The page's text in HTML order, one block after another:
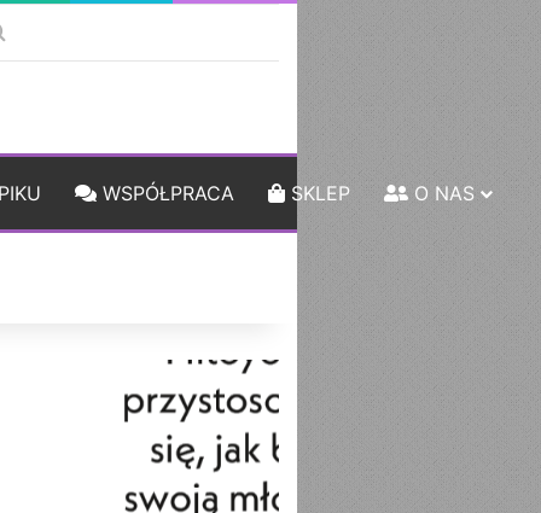
WSPÓŁPRACA SKLEP O NAS